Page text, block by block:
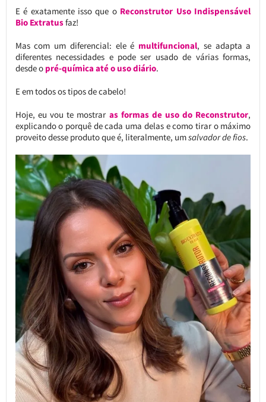
E é exatamente isso que o Reconstrutor Uso Indispensável
Bio Extratusfaz!
Mas com um diferencial: ele é multifuncional, se adapta a
diferentes necessidades e pode ser usado de várias formas,
desde o pré-química até o uso diário.
E em todos os tipos de cabelo!
Hoje, eu vou te mostrar as formas de uso do Reconstrutor,
explicando o porquê de cada uma delas e como tirar o máximo
proveito desse produto que é, literalmente, umsalvador de fios.